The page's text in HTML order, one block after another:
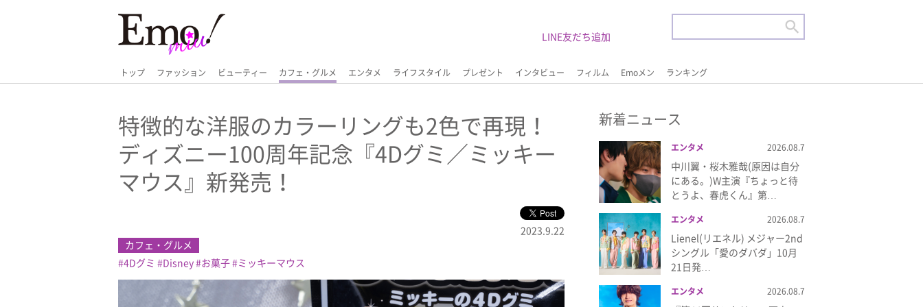
トップ ファッション ビューティー カフェ・グルメ エンタメ ライフスタイル プレゼント インタビュー フィルム Emoメン ランキング
LINE友だち追加
特徴的な洋服のカラーリングも2色で再現！
ディズニー100周年記念『4Dグミ／ミッキー
マウス』新発売！
2023.9.22
カフェ・グルメ
4Dグミ
Disney お菓子 ミッキーマウス
新着ニュース
エンタメ 2026.08.7
中川翼・桜木雅哉(原因は自分
にある。)W主演『ちょっと待
とうよ、春虎くん』第…
エンタメ 2026.08.7
Lienel(リエネル) メジャー2nd
シングル「愛のダバダ」10月
21日発…
エンタメ 2026.08.7